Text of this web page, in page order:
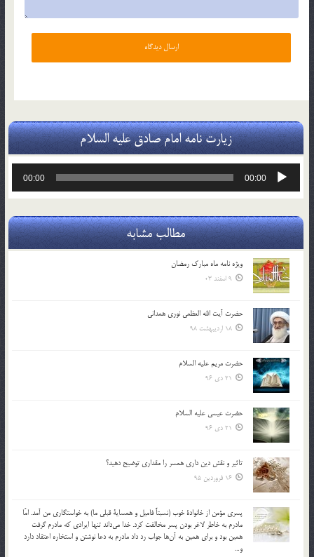
زیارت نامه امام صادق علیه السلام
پخش‌کننده
00:00
00:00
مطالب مشابه
ویژه نامه ماه مبارک رمضان
9 اسفند 03
حضرت آیت الله العظمی نوری همدانی
18 اردیبهشت 98
حضرت مریم علیه السلام
21 دی 96
حضرت عیسی علیه السلام
21 دی 96
تاثير و نقش دين داري همسر را مقداري توضيح دهيد؟
16 فروردین 95
پسري مؤمن از خانوادة خوب (نسبتاً فاميل و همساية قبلي ما) به خواستگاري من آمد. امّا
مادرم به خاطر لاغر بودن پسر مخالفت كرد. خدا مي‌داند تنها ايرادي كه مادرم گرفت
همين بود و براي همين به آن‌ها جواب رد داد مادرم به دعا نوشتن و استخاره اعتقاد دارد
و…